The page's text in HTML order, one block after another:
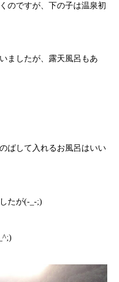
のですが、下の子は温泉初
ましたが、露天風呂もあ
ばして入れるお風呂はいい
たが(-_-;)